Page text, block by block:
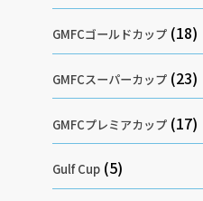
GMFCゴールドカップ (18)
GMFCスーパーカップ (23)
GMFCプレミアカップ (17)
Gulf Cup (5)